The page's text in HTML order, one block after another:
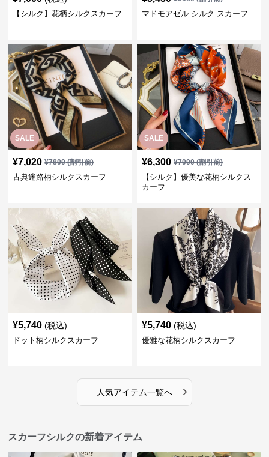
【シルク】花柄シルクスカーフ マドモアゼル シルク スカーフ
SALE
¥7,020 ¥7800(割引前)
古典迷路柄シルクスカーフ
SALE
¥6,300 ¥7000(割引前)
【シルク】優美な花柄シルクス
カーフ
¥5,740 (税込)
ドット柄シルクスカーフ
¥5,740 (税込)
優雅な花柄シルクスカーフ
人気アイテム一覧へ ›
スカーフシルクの新着アイテム